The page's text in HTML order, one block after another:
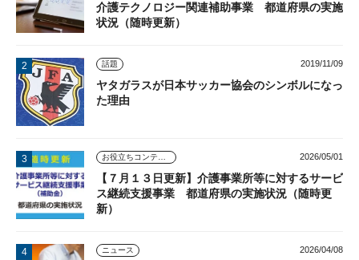
介護テクノロジー関連補助事業 都道府県の実施
状況（随時更新）
話題 2019/11/09
ヤタガラスが日本サッカー協会のシンボルになっ
た理由
お役立ちコンテンツ 2026/05/01
【７月１３日更新】介護事業所等に対するサービ
ス継続支援事業 都道府県の実施状況（随時更
新）
ニュース 2026/04/08